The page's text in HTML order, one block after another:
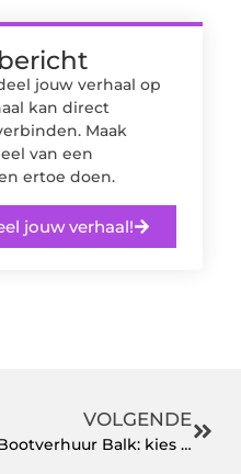
jouw verhaal op
kan direct
Maak
van een
ertoe doen.
jouw verhaal!
VOLGENDE
Bootverhuur Balk: kies je voor sloep of zeilboot?